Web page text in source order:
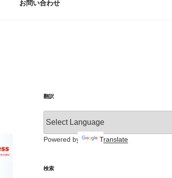
お問い合わせ
翻訳
Powered by Translate
検索